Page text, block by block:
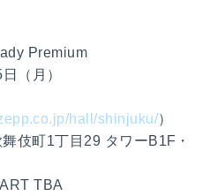
Premium
（月）
hall/shinjuku/）
伎町1丁目29 タワーB1F・
TBA